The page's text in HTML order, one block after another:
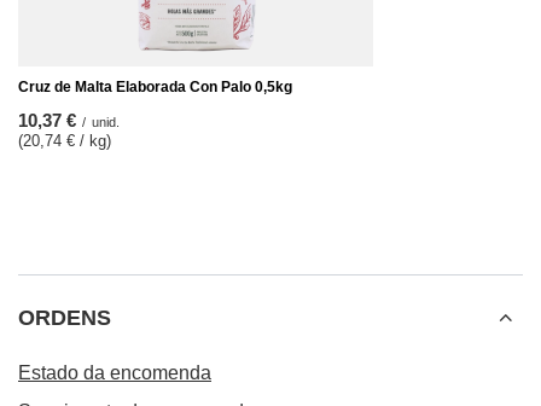
Cruz de Malta Elaborada Con Palo 0,5kg
10,37 € / unid.
(20,74 € / kg)
ORDENS
Estado da encomenda